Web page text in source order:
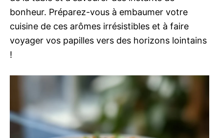
bonheur. Préparez-vous à embaumer votre
cuisine de ces arômes irrésistibles et à faire
voyager vos papilles vers des horizons lointains
!